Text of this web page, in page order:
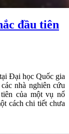
đầu tiên
Đại học Quốc gia
nhà nghiên cứu
của một vụ nổ
cách chi tiết chưa